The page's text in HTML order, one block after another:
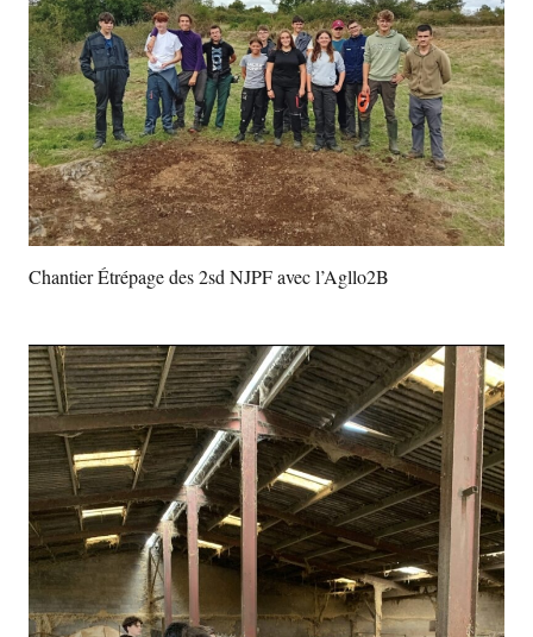
Chantier Étrépage des 2sd NJPF avec l’Agllo2B